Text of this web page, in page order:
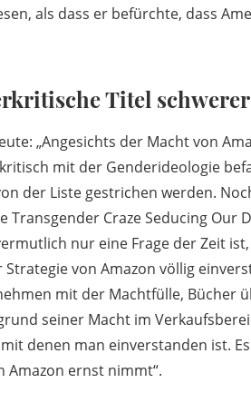
als dass er befürchte, dass
Titel
„Angesichts der Macht von
mit der Genderideologie
der Liste gestrichen werden.
Transgender Craze Seducing Our
nur eine Frage der Zeit
von Amazon völlig
mit der Machtfülle, Bücher
seiner Macht im
denen man einverstanden ist.
Amazon ernst nimmt“.